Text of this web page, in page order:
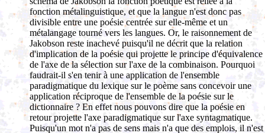
fonction métalinguistique, et que la langue n'est donc pas
divisible entre une poésie centrée sur elle-même et un
métalangage tourné vers les langues. Or, le raisonnement de
Jakobson reste inachevé puisqu'il ne décrit que la relation
d'implication de la poésie qui projette le principe d'équivalence
de l'axe de la sélection sur l'axe de la combinaison. Pourquoi
faudrait-il s'en tenir à une application de l'ensemble
paradigmatique du lexique sur le poème sans concevoir une
application réciproque de l'ensemble de la poésie sur le
dictionnaire ? En effet nous pouvons dire que la poésie en
retour projette l'axe paradigmatique sur l'axe syntagmatique.
Puisqu'un mot n'a pas de sens mais n'a que des emplois, il n'est